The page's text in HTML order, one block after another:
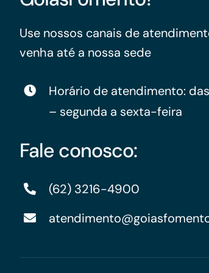
Use nossos canais de
venha até a nossa sede
Horário de atendimento:
– segunda a sexta-feira
Fale conosco:
(62) 3216-4900